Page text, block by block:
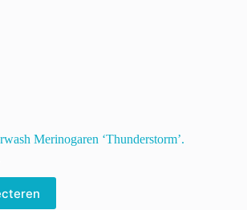
Merinogaren ‘Thunderstorm’.